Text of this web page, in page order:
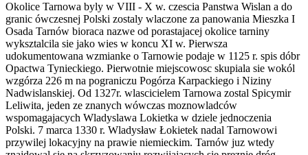
Okolice Tarnowa byly w VIII - X w. czescia Panstwa Wislan a do
granic ówczesnej Polski zostaly wlaczone za panowania Mieszka I
Osada Tarnów bioraca nazwe od porastajacej okolice tarniny
wyksztalcila sie jako wies w koncu XI w. Pierwsza
udokumentowana wzmianke o Tarnowie podaje w 1125 r. spis dóbr
Opactwa Tynieckiego. Pierwotnie miejscowosc skupiala sie wokól
wzgórza 226 m na pograniczu Pogórza Karpackiego i Niziny
Nadwislanskiej. Od 1327r. wlascicielem Tarnowa zostal Spicymir
Leliwita, jeden ze znanych wówczas moznowladców
wspomagajacych Wladyslawa Lokietka w dziele jednoczenia
Polski. 7 marca 1330 r. Wladysław Łokietek nadal Tarnowowi
przywilej lokacyjny na prawie niemieckim. Tarnów juz wtedy